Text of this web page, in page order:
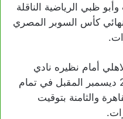
ظبي الرياضية الناقلة
نهائي كأس السوبر المصري
أمام نظيره نادي
فيوتشر غدًا الخميس الموافق 28 ديسمبر المقبل في تمام
والثامنة بتوقيت